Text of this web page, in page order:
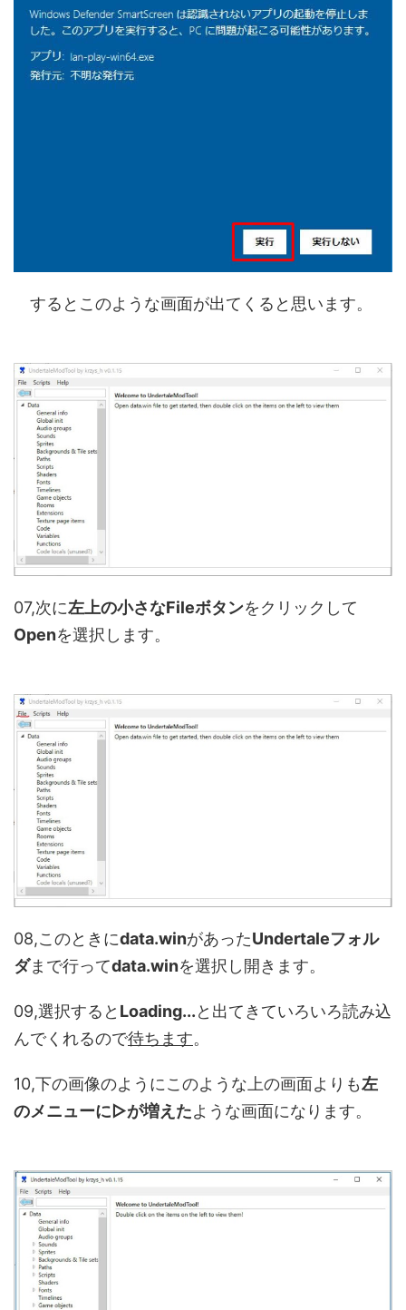
するとこのような画面が出てくると思います。
07,次に左上の小さなFileボタンをクリックして
Openを選択します。
08,このときにdata.winがあったUndertaleフォル
ダまで行ってdata.winを選択し開きます。
09,選択すると Loading...と出てきていろいろ読み込
んでくれるので待ちます。
10,下の画像のようにこのような上の画面よりも左
のメニューに▷が増えたような画面になります。